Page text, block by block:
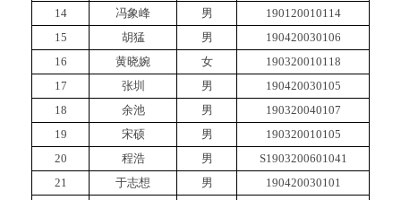
14
冯象峰 男
190120010114
15
胡猛 男
190420030106
16
黄晓婉 女
190320010118
17
张圳 男
190420030105
18
余池 男
190320040107
19
宋硕 男
190320010105
20
程浩 男
S1903200601041
21
于志想 男
190420030101